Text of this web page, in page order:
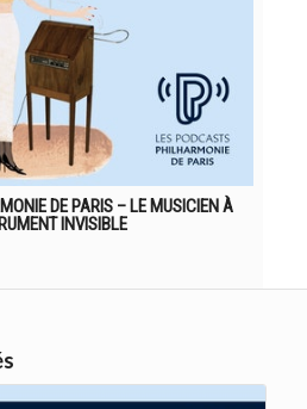
DE PARIS – LE MUSICIEN À
INVISIBLE